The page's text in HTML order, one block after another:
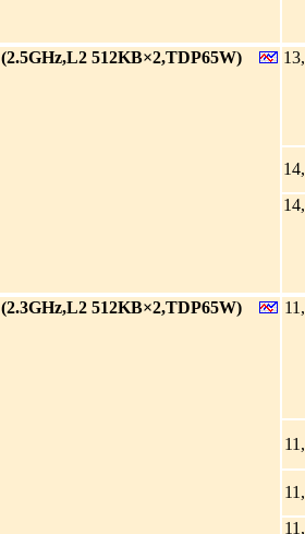
(2.5GHz,L2 512KB×2,TDP65W)
(2.3GHz,L2 512KB×2,TDP65W)